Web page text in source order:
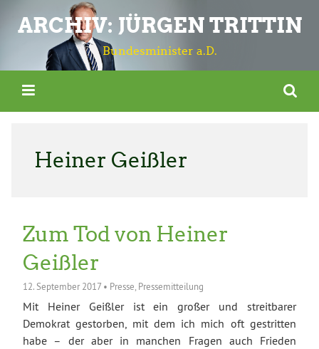
ARCHIV: JÜRGEN TRITTIN
Bundesminister a.D.
Heiner Geißler
Zum Tod von Heiner
Geißler
12. September 2017 • Presse Pressemitteilung
Mit Heiner Geißler ist ein großer und streitbarer
Demokrat gestorben, mit dem ich mich oft gestritten
habe – der aber in manchen Fragen auch Frieden